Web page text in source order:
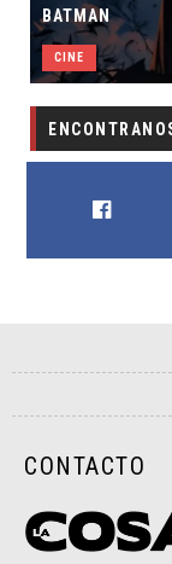
BATMAN
CINE
CONTACTO